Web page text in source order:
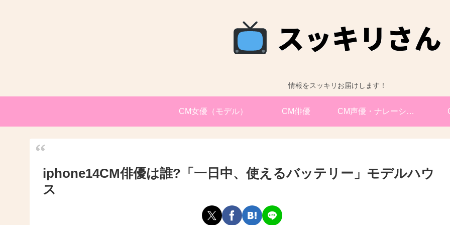
情報をスッキリお届けします！
CM女優（モデル） CM俳優 CM声優・ナレーション
iphone14CM俳優は誰?「一日中、使えるバッテリー」モデルハウ
ス